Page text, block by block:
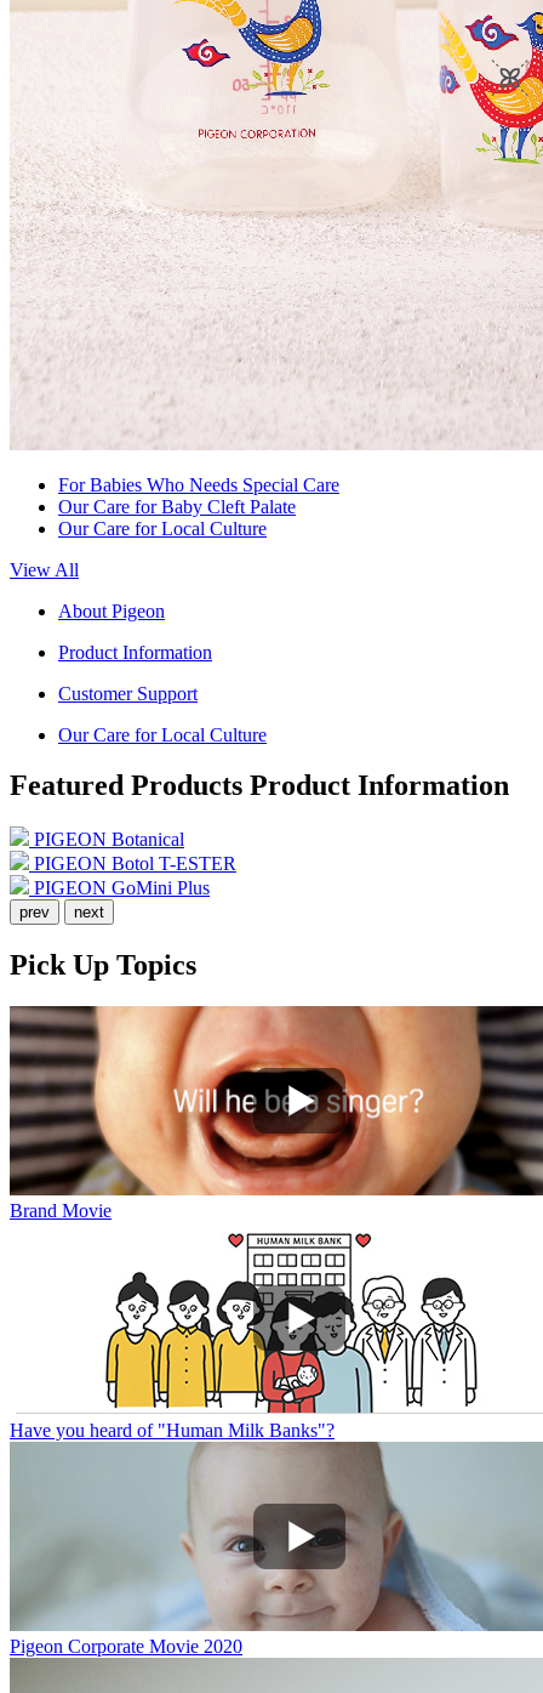
For Babies Who Needs Special Care
Our Care for Baby Cleft Palate
Our Care for Local Culture
View All
About Pigeon
Product Information
Customer Support
Our Care for Local Culture
Featured Products Product Information
PIGEON Botanical
PIGEON Botol T-ESTER
PIGEON GoMini Plus
prev next
Pick Up Topics
Brand Movie
Have you heard of "Human Milk Banks"?
Pigeon Corporate Movie 2020